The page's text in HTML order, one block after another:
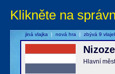
Klikněte na
Hlavní
jiná vlajka | nová hra | zbývá 9